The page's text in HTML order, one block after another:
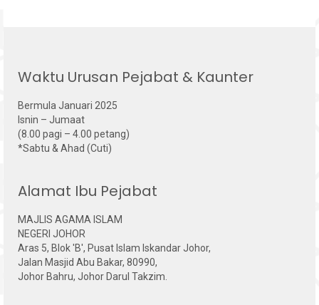
Waktu Urusan Pejabat & Kaunter
Bermula Januari 2025
Isnin – Jumaat
(8.00 pagi – 4.00 petang)
*Sabtu & Ahad (Cuti)
Alamat Ibu Pejabat
MAJLIS AGAMA ISLAM
NEGERI JOHOR
Aras 5, Blok 'B', Pusat Islam Iskandar Johor,
Jalan Masjid Abu Bakar, 80990,
Johor Bahru, Johor Darul Takzim.